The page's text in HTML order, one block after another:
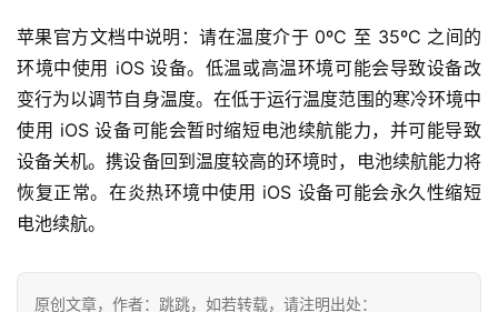
投
稿
每
日
苹果官方文档中说明：请在温度介于 0ºC 至 35ºC 之间的
环境中使用 iOS 设备。低温或高温环境可能会导致设备改
变行为以调节自身温度。在低于运行温度范围的寒冷环境中
使用 iOS 设备可能会暂时缩短电池续航能力，并可能导致
设备关机。携设备回到温度较高的环境时，电池续航能力将
恢复正常。在炎热环境中使用 iOS 设备可能会永久性缩短
电池续航。
原创文章，作者：跳跳，如若转载，请注明出处：